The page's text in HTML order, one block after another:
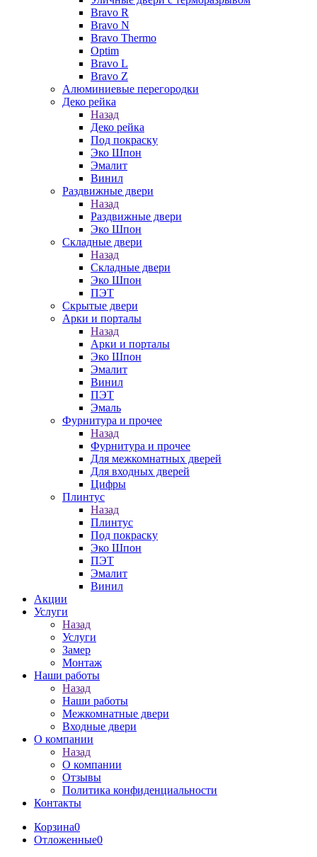
Bravo R
Bravo N
Bravo Thermo
Optim
Bravo L
Bravo Z
Алюминиевые перегородки
Деко рейка
Назад
Деко рейка
Под покраску
Эко Шпон
Эмалит
Винил
Раздвижные двери
Назад
Раздвижные двери
Эко Шпон
Складные двери
Назад
Складные двери
Эко Шпон
ПЭТ
Скрытые двери
Арки и порталы
Назад
Арки и порталы
Эко Шпон
Эмалит
Винил
ПЭТ
Эмаль
Фурнитура и прочее
Назад
Фурнитура и прочее
Для межкомнатных дверей
Для входных дверей
Цифры
Плинтус
Назад
Плинтус
Под покраску
Эко Шпон
ПЭТ
Эмалит
Винил
Акции
Услуги
Назад
Услуги
Замер
Монтаж
Наши работы
Назад
Наши работы
Межкомнатные двери
Входные двери
О компании
Назад
О компании
Отзывы
Политика конфиденциальности
Контакты
Корзина0
Отложенные0